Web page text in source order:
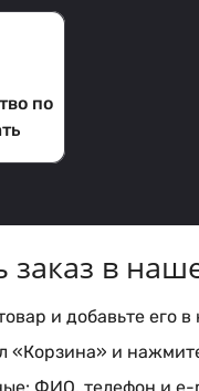
по
в
и добавьте его в
«Корзина» и